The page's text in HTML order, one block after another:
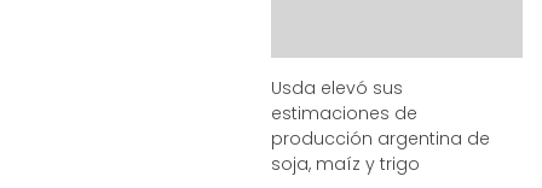
Usda elevó sus
estimaciones de
producción argentina de
soja, maíz y trigo